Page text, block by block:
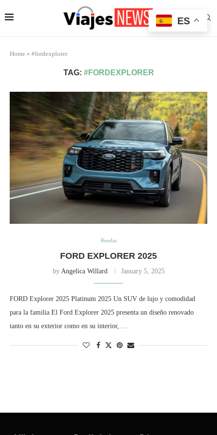
Home » #fordexplorer
TAG: #FORDEXPLORER
Ruedas
FORD EXPLORER 2025
by Angelica Willard January 5, 2025
FORD Explorer 2025 Platinum 2025 Un SUV de lujo y comodidad
para la familia El Ford Explorer 2025 presenta un diseño renovado
tanto en su exterior como en su interior, …
ES